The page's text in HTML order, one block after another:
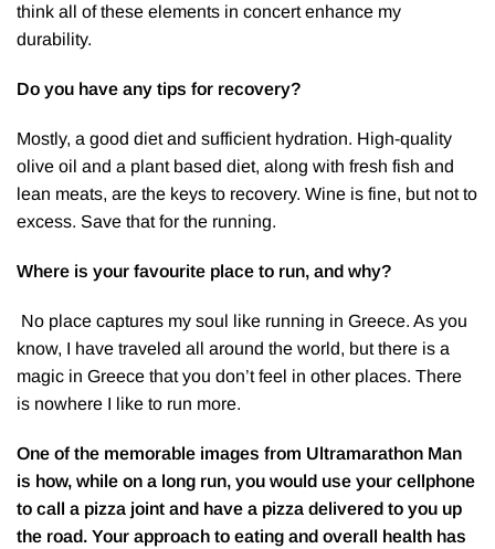
think all of these elements in concert enhance my
durability.
Do you have any tips for recovery?
Mostly, a good diet and sufficient hydration. High-quality
olive oil and a plant based diet, along with fresh fish and
lean meats, are the keys to recovery. Wine is fine, but not to
excess. Save that for the running.
Where is your favourite place to run, and why?
No place captures my soul like running in Greece. As you
know, I have traveled all around the world, but there is a
magic in Greece that you don’t feel in other places. There
is nowhere I like to run more.
One of the memorable images from Ultramarathon Man
is how, while on a long run, you would use your cellphone
to call a pizza joint and have a pizza delivered to you up
the road. Your approach to eating and overall health has